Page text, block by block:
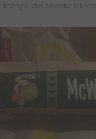
kreeg ik dus enorme